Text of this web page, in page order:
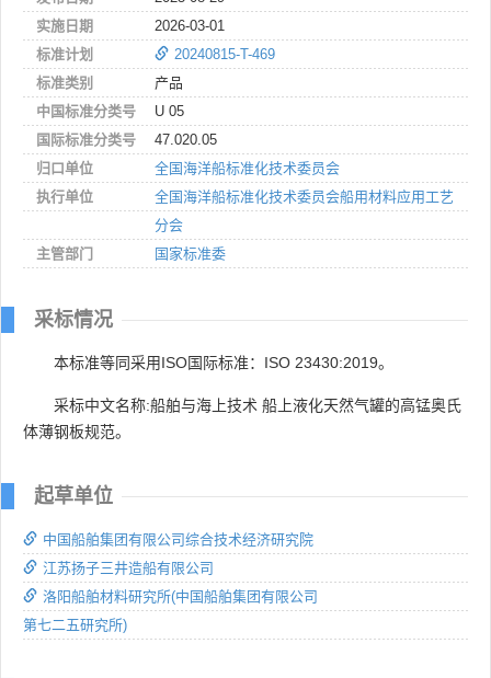
实施日期
2026-03-01
标准计划
20240815-T-469
标准类别
产品
中国标准分类号
U 05
国际标准分类号
47.020.05
归口单位
全国海洋船标准化技术委员会
执行单位
全国海洋船标准化技术委员会船用材料应用工艺
分会
主管部门
国家标准委
采标情况
本标准等同采用ISO国际标准：ISO 23430:2019。
采标中文名称:船舶与海上技术 船上液化天然气罐的高锰奥氏
体薄钢板规范。
起草单位
中国船舶集团有限公司综合技术经济研究院
江苏扬子三井造船有限公司
洛阳船舶材料研究所(中国船舶集团有限公司
第七二五研究所)